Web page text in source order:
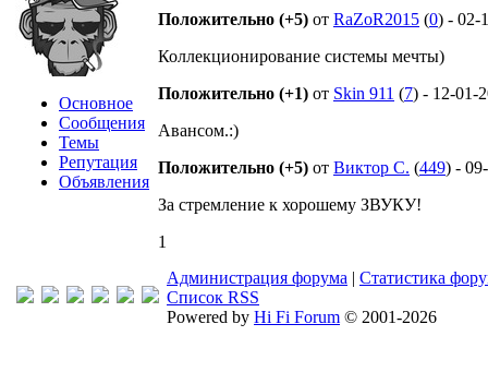
Основное
Сообщения
Темы
Репутация
Объявления
Положительно (+5) от RaZoR2015 (0) - 02-
Коллекционирование системы мечты)
Положительно (+1) от Skin 911 (7) - 12-01-
Авансом.:)
Положительно (+5) от Виктор С. (449) -
За стремление к хорошему ЗВУКУ!
1
Администрация форума | Статистика
Список RSS
Powered by Hi Fi Forum © 2001-2026